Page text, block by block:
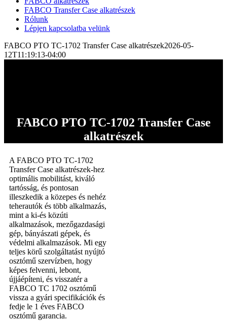
FABCO Transfer Case alkatrészek
Rólunk
Lépjen kapcsolatba velünk
FABCO PTO TC-1702 Transfer Case alkatrészek2026-05-
12T11:19:13-04:00
FABCO PTO TC-1702 Transfer Case
alkatrészek
A FABCO PTO TC-1702
Transfer Case alkatrészek-hez
optimális mobilitást, kiváló
tartósság, és pontosan
illeszkedik a közepes és nehéz
teherautók és több alkalmazás,
mint a ki-és közúti
alkalmazások, mezőgazdasági
gép, bányászati ​​gépek, és
védelmi alkalmazások. Mi egy
teljes körű szolgáltatást nyújtó
osztómű szervízben, hogy
képes felvenni, lebont,
újjáépíteni, és visszatér a
FABCO TC 1702 osztómű
vissza a gyári specifikációk és
fedje le 1 éves FABCO
osztómű garancia.